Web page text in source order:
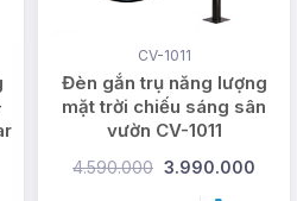
đèn ốp trần
trời 400W
trời ốp trần 400W có thể
vị trí, khu vực khác nhau:
CV-1011
Đèn gắn trụ năng lượng
mặt trời chiếu sáng sân
vườn CV-1011
4.590.000 3.990.000